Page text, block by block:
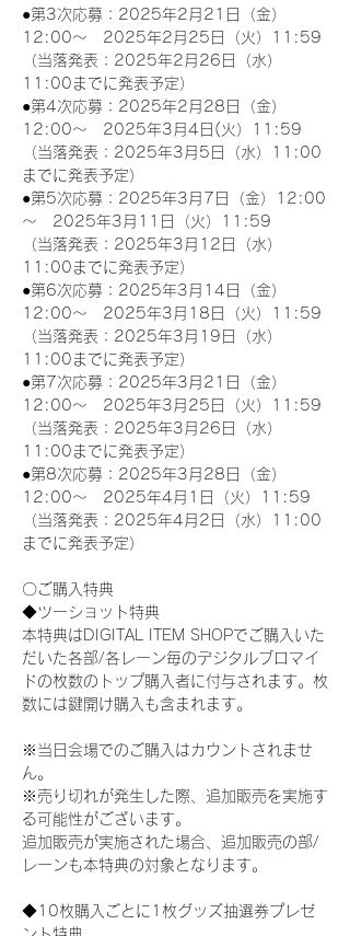
●第3次応募：2025年2月21日（金）
12:00～　2025年2月25日（火）11:59
（当落発表：2025年2月26日（水）
11:00までに発表予定）
●第4次応募：2025年2月28日（金）
12:00～　2025年3月4日(火）11:59
（当落発表：2025年3月5日（水）11:00
までに発表予定）
●第5次応募：2025年3月7日（金）12:00
～　2025年3月11日（火）11:59
（当落発表：2025年3月12日（水）
11:00までに発表予定）
●第6次応募：2025年3月14日（金）
12:00～　2025年3月18日（火）11:59
（当落発表：2025年3月19日（水）
11:00までに発表予定）
●第7次応募：2025年3月21日（金）
12:00～　2025年3月25日（火）11:59
（当落発表：2025年3月26日（水）
11:00までに発表予定）
●第8次応募：2025年3月28日（金）
12:00～　2025年4月1日（火）11:59
（当落発表：2025年4月2日（水）11:00
までに発表予定）
〇ご購入特典
◆ツーショット特典
本特典はDIGITAL ITEM SHOPでご購入いた
だいた各部/各レーン毎のデジタルブロマイ
ドの枚数のトップ購入者に付与されます。枚
数には鍵開け購入も含まれます。
※当日会場でのご購入はカウントされませ
ん。
※売り切れが発生した際、追加販売を実施す
る可能性がございます。
追加販売が実施された場合、追加販売の部/
レーンも本特典の対象となります。
◆10枚購入ごとに1枚グッズ抽選券プレゼ